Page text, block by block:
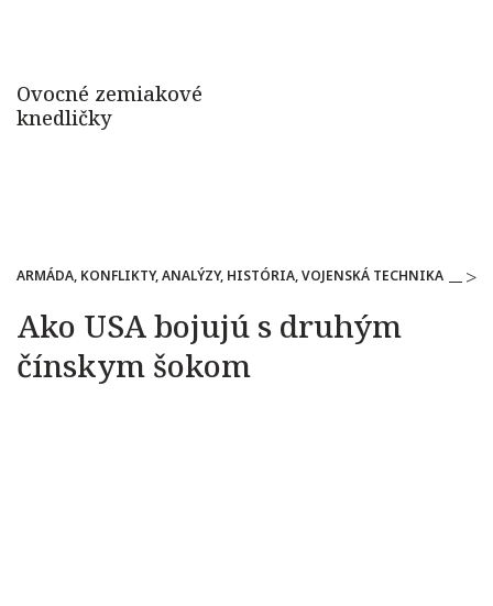
ARMÁDA, KONFLIKTY, ANALÝZY, HISTÓRIA, VOJENSKÁ TECHNIKA